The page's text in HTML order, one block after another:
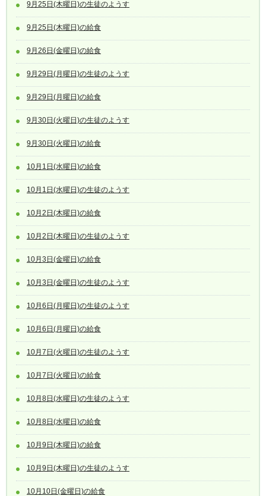
9月25日(木曜日)の生徒のようす
9月25日(木曜日)の給食
9月26日(金曜日)の給食
9月29日(月曜日)の生徒のようす
9月29日(月曜日)の給食
9月30日(火曜日)の生徒のようす
9月30日(火曜日)の給食
10月1日(水曜日)の給食
10月1日(水曜日)の生徒のようす
10月2日(木曜日)の給食
10月2日(木曜日)の生徒のようす
10月3日(金曜日)の給食
10月3日(金曜日)の生徒のようす
10月6日(月曜日)の生徒のようす
10月6日(月曜日)の給食
10月7日(火曜日)の生徒のようす
10月7日(火曜日)の給食
10月8日(水曜日)の生徒のようす
10月8日(水曜日)の給食
10月9日(木曜日)の給食
10月9日(木曜日)の生徒のようす
10月10日(金曜日)の給食